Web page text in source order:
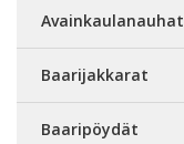
Avainkaulanauhat
Baarijakkarat
Baaripöydät